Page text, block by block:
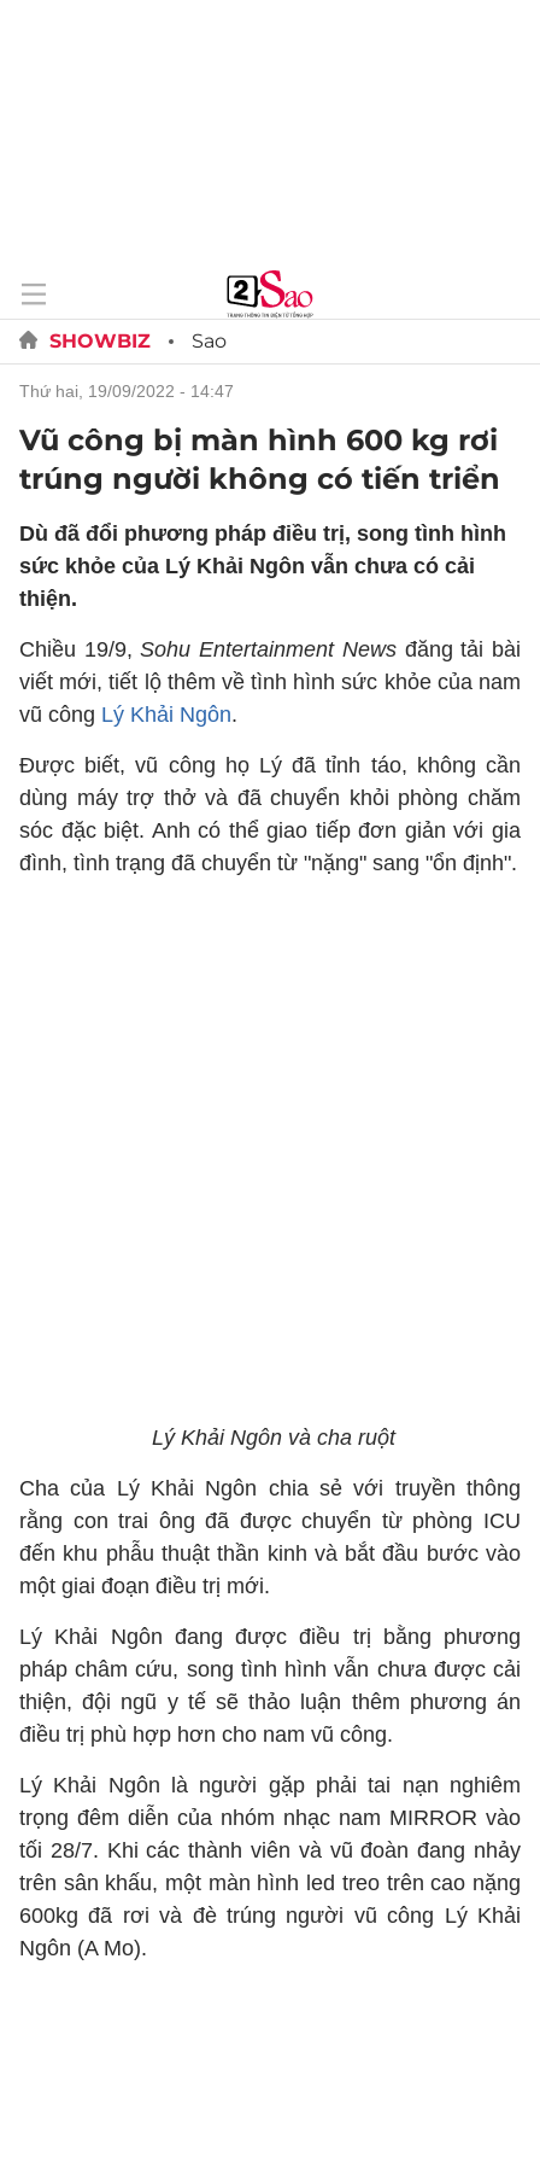
SHOWBIZ Sao
thứ hai, 19/09/2022 - 14:47
Vũ công bị màn hình 600 kg rơi
trúng người không có tiến triển
Dù đã đổi phương pháp điều trị, song tình hình
sức khỏe của Lý Khải Ngôn vẫn chưa có cải
thiện.
Chiều 19/9,Sohu Entertainment Newsđăng tải bài
viết mới, tiết lộ thêm về tình hình sức khỏe của nam
vũ công Lý Khải Ngôn.
Được biết, vũ công họ Lý đã tỉnh táo, không cần
dùng máy trợ thở và đã chuyển khỏi phòng chăm
sóc đặc biệt. Anh có thể giao tiếp đơn giản với gia
đình, tình trạng đã chuyển từ "nặng" sang "ổn định".
Lý Khải Ngôn và cha ruột
Cha của Lý Khải Ngôn chia sẻ với truyền thông
rằng con trai ông đã được chuyển từ phòng ICU
đến khu phẫu thuật thần kinh và bắt đầu bước vào
một giai đoạn điều trị mới.
Lý Khải Ngôn đang được điều trị bằng phương
pháp châm cứu, song tình hình vẫn chưa được cải
thiện, đội ngũ y tế sẽ thảo luận thêm phương án
điều trị phù hợp hơn cho nam vũ công.
Lý Khải Ngôn là người gặp phải tai nạn nghiêm
trọng đêm diễn của nhóm nhạc nam MIRROR vào
tối 28/7. Khi các thành viên và vũ đoàn đang nhảy
trên sân khấu, một màn hình led treo trên cao nặng
600kg đã rơi và đè trúng người vũ công Lý Khải
Ngôn (A Mo).